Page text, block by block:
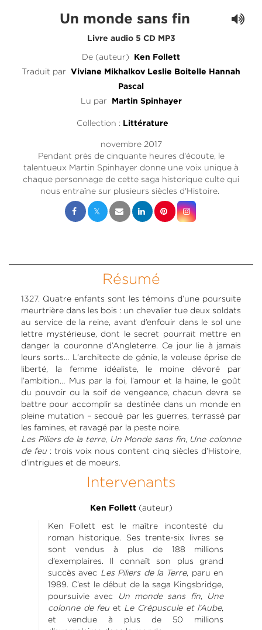
Un monde sans fin
Livre audio 5 CD MP3
De (auteur) Ken Follett
Traduit par Viviane Mikhalkov Leslie Boitelle Hannah
Pascal
Lu par Martin Spinhayer
Collection : Littérature
novembre 2017
Pendant près de cinquante heures d'écoute, le
talentueux Martin Spinhayer donne une voix unique à
chaque personnage de cette saga historique culte qui
nous entraîne sur plusieurs siècles d'Histoire.
Résumé
1327. Quatre enfants sont les témoins d’une poursuite
meurtrière dans les bois : un chevalier tue deux soldats
au service de la reine, avant d’enfouir dans le sol une
lettre mystérieuse, dont le secret pourrait mettre en
danger la couronne d’Angleterre. Ce jour lie à jamais
leurs sorts… L’architecte de génie, la voleuse éprise de
liberté, la femme idéaliste, le moine dévoré par
l’ambition… Mus par la foi, l’amour et la haine, le goût
du pouvoir ou la soif de vengeance, chacun devra se
battre pour accomplir sa destinée dans un monde en
pleine mutation – secoué par les guerres, terrassé par
les famines, et ravagé par la peste noire.
Les Piliers de la terre, Un Monde sans fin, Une colonne
de feu: trois voix nous content cinq siècles d’Histoire,
d’intrigues et de moeurs.
Intervenants
Ken Follett(auteur)
Ken Follett est le maître incontesté du
roman historique. Ses trente-six livres se
sont vendus à plus de 188 millions
d’exemplaires. Il connaît son plus grand
succès avec Les Piliers de la Terre, paru en
1989. C’est le début de la saga Kingsbridge,
poursuivie avec
Un monde sans fin,
Une
colonne de feu et Le Crépuscule et l’Aube,
et vendue à plus de 50 millions